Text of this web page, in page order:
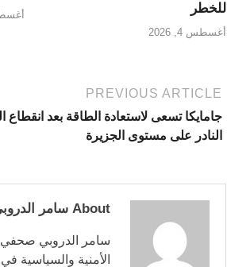
للخطر
أغسطس 4, 2026
أغسطس
PREVIOUS ARTICLE
جامايكا تسعى لاستعادة الطاقة بعد انقطاع
النادر على مستوى الجزيرة
About سامر الدروبي
سامر الدروبي صحفي
الأمنية والسياسية